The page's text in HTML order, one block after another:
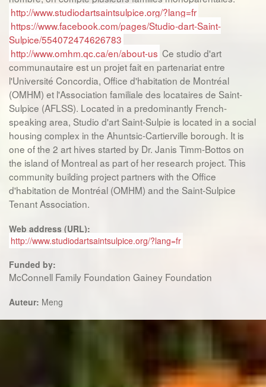
http://www.studiodartsaintsulpice.org/?lang=fr
https://www.facebook.com/pages/Studio-dart-Saint-
Sulpice/554072474626783
http://www.omhm.qc.ca/en/about-us Ce studio d'art
communautaire est un projet fait en partenariat entre
l'Université Concordia, Office d'habitation de Montréal
(OMHM) et l'Association familiale des locataires de Saint-
Sulpice (AFLSS). Located in a predominantly French-
speaking area, Studio d'art Saint-Sulpie is located in a social
housing complex in the Ahuntsic-Cartierville borough. It is
one of the 2 art hives started by Dr. Janis Timm-Bottos on
the island of Montreal as part of her research project. This
community building project partners with the Office
d'habitation de Montréal (OMHM) and the Saint-Sulpice
Tenant Association.
Web address (URL):
http://www.studiodartsaintsulpice.org/?lang=fr
Funded by:
McConnell Family Foundation Gainey Foundation
Auteur: Meng